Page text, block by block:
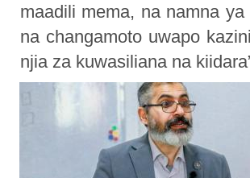
maadili mema, na namna ya
na changamoto uwapo
njia za kuwasiliana na